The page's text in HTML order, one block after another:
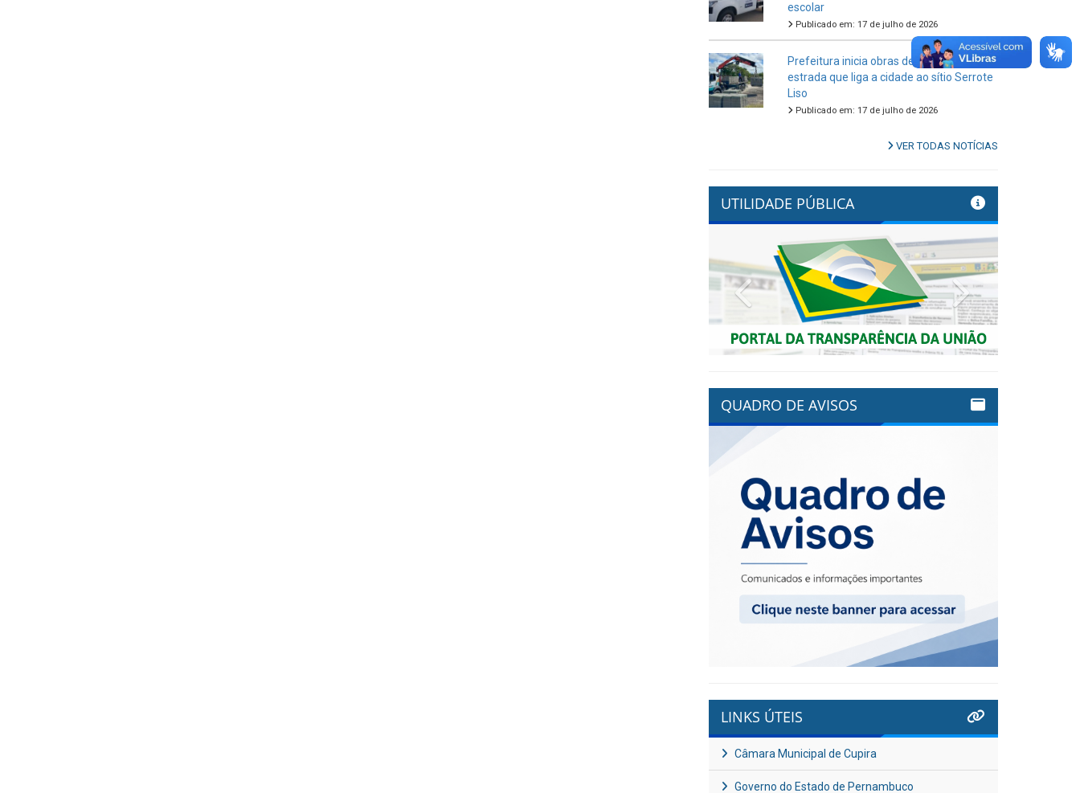
escolar
Publicado em: 17 de julho de 2026
Prefeitura inicia obras de calçamento da
estrada que liga a cidade ao sítio Serrote
Liso
Publicado em: 17 de julho de 2026
VER TODAS NOTÍCIAS
UTILIDADE PÚBLICA
Previous Next
QUADRO DE AVISOS
LINKS ÚTEIS
Câmara Municipal de Cupira
Governo do Estado de Pernambuco